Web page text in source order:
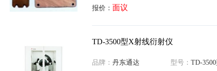
报价： 面议
TD-3500型X射线衍射仪
品牌： 丹东通达 型号： TD-3500型